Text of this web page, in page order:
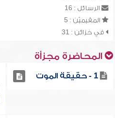
الرسائل : 16
المقيميّن : 5
في خزائن : 31
المحاضرة مجزأة
1 - حقيقة الموت